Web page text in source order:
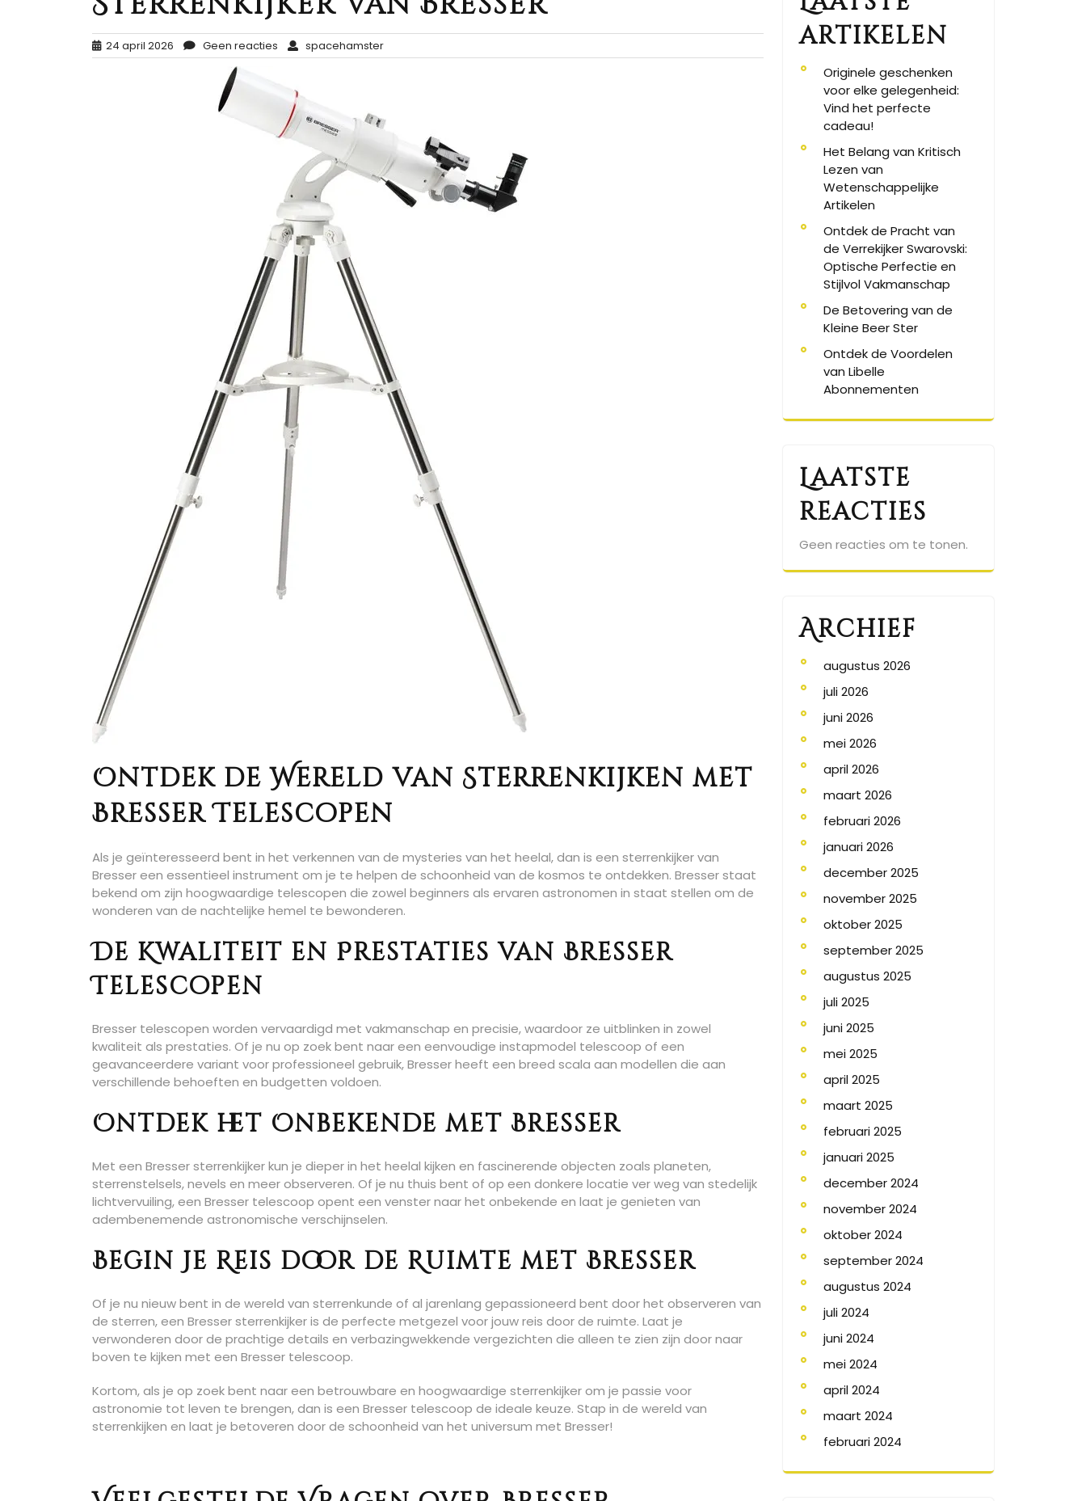
24 april 2026 Geen reacties spacehamster
Ontdek de Wereld van Sterrenkijken met
Bresser Telescopen
Als je geïnteresseerd bent in het verkennen van de mysteries van het heelal, dan is een sterrenkijker van
Bresser een essentieel instrument om je te helpen de schoonheid van de kosmos te ontdekken. Bresser staat
bekend om zijn hoogwaardige telescopen die zowel beginners als ervaren astronomen in staat stellen om de
wonderen van de nachtelijke hemel te bewonderen.
De Kwaliteit en Prestaties van Bresser
Telescopen
Bresser telescopen worden vervaardigd met vakmanschap en precisie, waardoor ze uitblinken in zowel
kwaliteit als prestaties. Of je nu op zoek bent naar een eenvoudige instapmodel telescoop of een
geavanceerdere variant voor professioneel gebruik, Bresser heeft een breed scala aan modellen die aan
verschillende behoeften en budgetten voldoen.
Ontdek het Onbekende met Bresser
Met een Bresser sterrenkijker kun je dieper in het heelal kijken en fascinerende objecten zoals planeten,
sterrenstelsels, nevels en meer observeren. Of je nu thuis bent of op een donkere locatie ver weg van stedelijk
lichtvervuiling, een Bresser telescoop opent een venster naar het onbekende en laat je genieten van
adembenemende astronomische verschijnselen.
Begin Je Reis door de Ruimte met Bresser
Of je nu nieuw bent in de wereld van sterrenkunde of al jarenlang gepassioneerd bent door het observeren van
de sterren, een Bresser sterrenkijker is de perfecte metgezel voor jouw reis door de ruimte. Laat je
verwonderen door de prachtige details en verbazingwekkende vergezichten die alleen te zien zijn door naar
boven te kijken met een Bresser telescoop.
Kortom, als je op zoek bent naar een betrouwbare en hoogwaardige sterrenkijker om je passie voor
astronomie tot leven te brengen, dan is een Bresser telescoop de ideale keuze. Stap in de wereld van
sterrenkijken en laat je betoveren door de schoonheid van het universum met Bresser!
artikelen
Originele geschenken
voor elke gelegenheid:
Vind het perfecte
cadeau!
Het Belang van Kritisch
Lezen van
Wetenschappelijke
Artikelen
Ontdek de Pracht van
de Verrekijker Swarovski:
Optische Perfectie en
Stijlvol Vakmanschap
De Betovering van de
Kleine Beer Ster
Ontdek de Voordelen
van Libelle
Abonnementen
Laatste
reacties
Geen reacties om te tonen.
Archief
augustus 2026
juli 2026
juni 2026
mei 2026
april 2026
maart 2026
februari 2026
januari 2026
december 2025
november 2025
oktober 2025
september 2025
augustus 2025
juli 2025
juni 2025
mei 2025
april 2025
maart 2025
februari 2025
januari 2025
december 2024
november 2024
oktober 2024
september 2024
augustus 2024
juli 2024
juni 2024
mei 2024
april 2024
maart 2024
februari 2024